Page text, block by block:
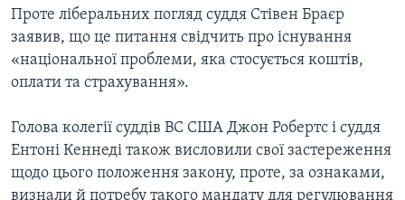
Проте ліберальних погляд суддя Стівен Браєр
заявив, що це питання свідчить про існування
«національної проблеми, яка стосується коштів,
оплати та страхування».
Голова колегії суддів ВС США Джон Робертс і суддя
Ентоні Кеннеді також висловили свої застереження
щодо цього положення закону, проте, за ознаками,
визнали й потребу такого мандату для регулювання